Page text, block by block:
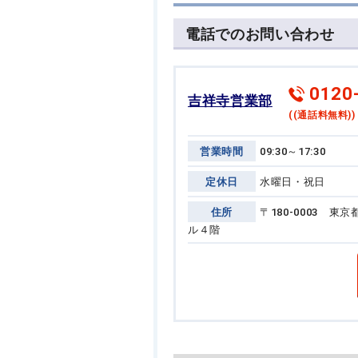
電話でのお問い合わせ
吉祥寺営業部
((通話料無料))
営業時間 09:30～17:30
定休日 水曜日・祝日
住所
〒180-0003 東京
ル４階